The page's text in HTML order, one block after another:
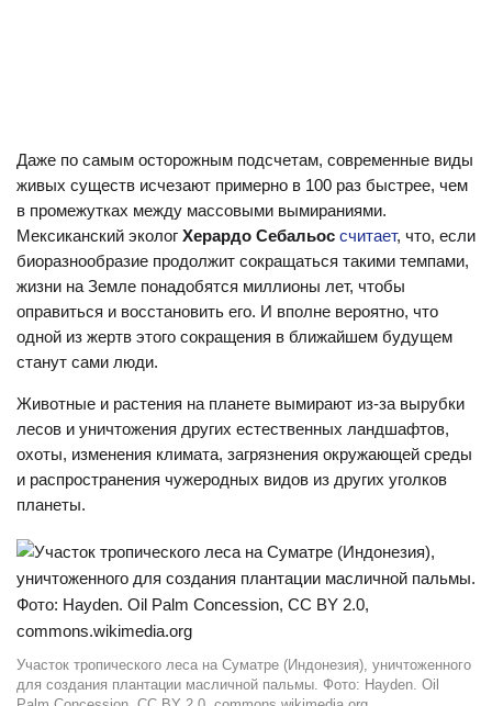
Даже по самым осторожным подсчетам, современные виды
живых существ исчезают примерно в 100 раз быстрее, чем
в промежутках между массовыми вымираниями.
Мексиканский эколог Херардо Себальос считает, что, если
биоразнообразие продолжит сокращаться такими темпами,
жизни на Земле понадобятся миллионы лет, чтобы
оправиться и восстановить его. И вполне вероятно, что
одной из жертв этого сокращения в ближайшем будущем
станут сами люди.
Животные и растения на планете вымирают из-за вырубки
лесов и уничтожения других естественных ландшафтов,
охоты, изменения климата, загрязнения окружающей среды
и распространения чужеродных видов из других уголков
планеты.
Участок тропического леса на Суматре (Индонезия), уничтоженного
для создания плантации масличной пальмы. Фото: Hayden. Oil